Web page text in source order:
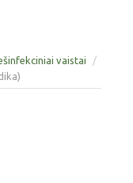
vaistai
/